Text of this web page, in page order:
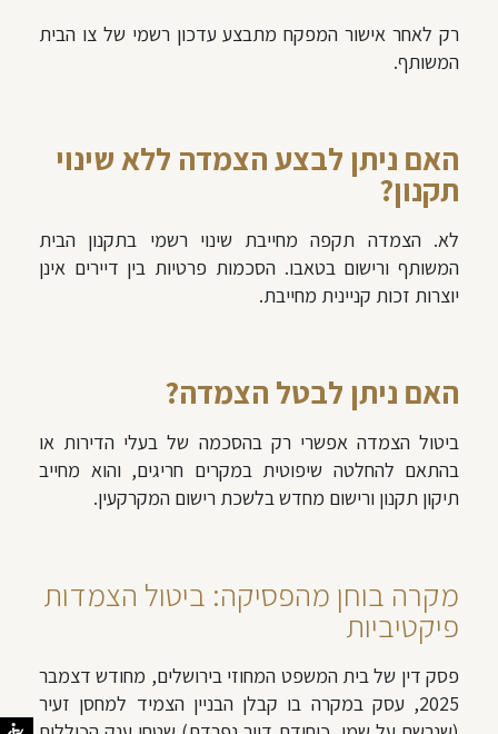
רק לאחר אישור המפקח מתבצע עדכון רשמי של צו הבית
המשותף.
האם ניתן לבצע הצמדה ללא שינוי
תקנון?
לא. הצמדה תקפה מחייבת שינוי רשמי בתקנון הבית
המשותף ורישום בטאבו. הסכמות פרטיות בין דיירים אינן
יוצרות זכות קניינית מחייבת.
האם ניתן לבטל הצמדה?
ביטול הצמדה אפשרי רק בהסכמה של בעלי הדירות או
בהתאם להחלטה שיפוטית במקרים חריגים, והוא מחייב
תיקון תקנון ורישום מחדש בלשכת רישום המקרקעין.
מקרה בוחן מהפסיקה: ביטול הצמדות
פיקטיביות
פסק דין של בית המשפט המחוזי בירושלים, מחודש דצמבר
2025, עסק במקרה בו קבלן הבניין הצמיד למחסן זעיר